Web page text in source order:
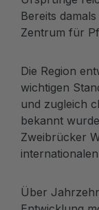
Bereits
Zentrum für
Die Region
wichtigen
und zugleich
bekannt
Zweibrücker
Über